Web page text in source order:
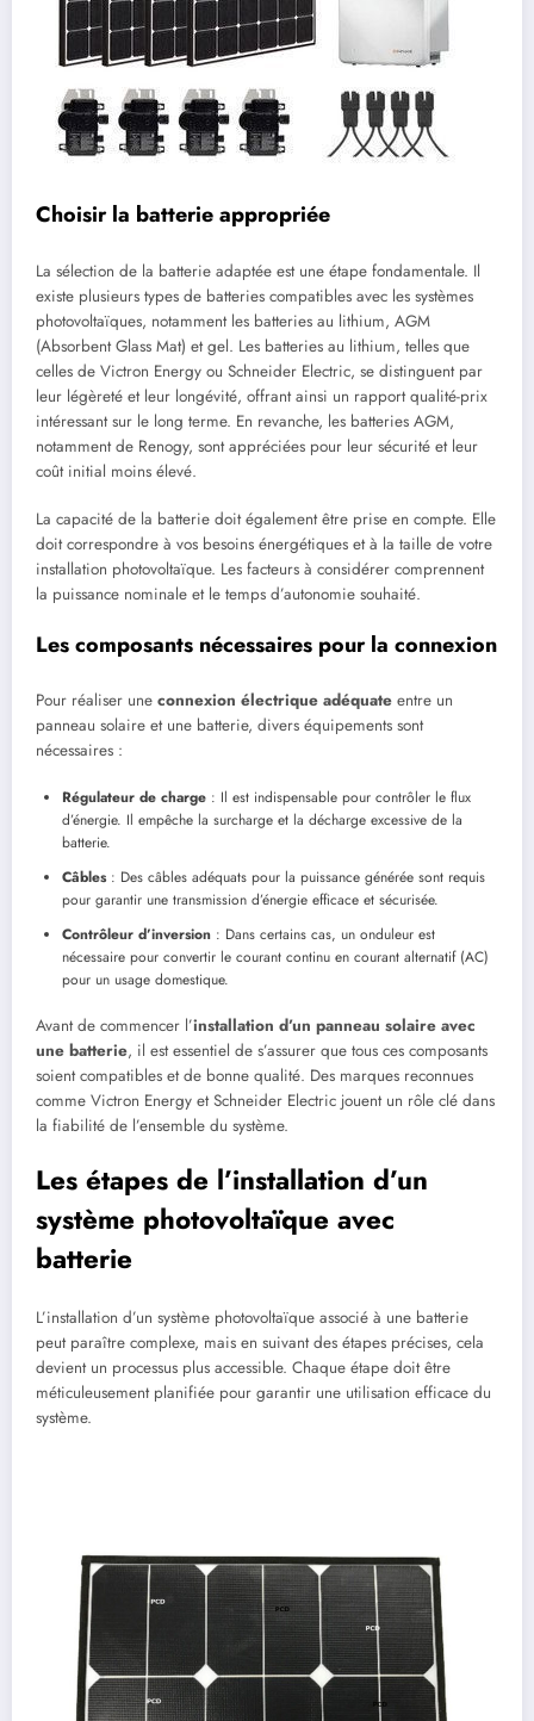
Choisir la batterie appropriée
La sélection de la batterie adaptée est une étape fondamentale. Il
existe plusieurs types de batteries compatibles avec les systèmes
photovoltaïques, notamment les batteries au lithium, AGM
(Absorbent Glass Mat) et gel. Les batteries au lithium, telles que
celles de Victron Energy ou Schneider Electric, se distinguent par
leur légèreté et leur longévité, offrant ainsi un rapport qualité-prix
intéressant sur le long terme. En revanche, les batteries AGM,
notamment de Renogy, sont appréciées pour leur sécurité et leur
coût initial moins élevé.
La capacité de la batterie doit également être prise en compte. Elle
doit correspondre à vos besoins énergétiques et à la taille de votre
installation photovoltaïque. Les facteurs à considérer comprennent
la puissance nominale et le temps d’autonomie souhaité.
Les composants nécessaires pour la connexion
Pour réaliser une connexion électrique adéquate entre un
panneau solaire et une batterie, divers équipements sont
nécessaires :
Régulateur de charge : Il est indispensable pour contrôler le flux
d’énergie. Il empêche la surcharge et la décharge excessive de la
batterie.
Câbles: Des câbles adéquats pour la puissance générée sont requis
pour garantir une transmission d’énergie efficace et sécurisée.
Contrôleur d’inversion : Dans certains cas, un onduleur est
nécessaire pour convertir le courant continu en courant alternatif (AC)
pour un usage domestique.
Avant de commencer l’installation d’un panneau solaire avec
une batterie, il est essentiel de s’assurer que tous ces composants
soient compatibles et de bonne qualité. Des marques reconnues
comme Victron Energy et Schneider Electric jouent un rôle clé dans
la fiabilité de l’ensemble du système.
Les étapes de l’installation d’un
système photovoltaïque avec
batterie
L’installation d’un système photovoltaïque associé à une batterie
peut paraître complexe, mais en suivant des étapes précises, cela
devient un processus plus accessible. Chaque étape doit être
méticuleusement planifiée pour garantir une utilisation efficace du
système.